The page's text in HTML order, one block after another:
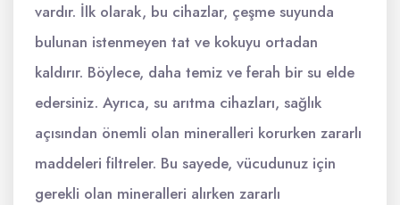
vardır. İlk olarak, bu cihazlar, çeşme suyunda
bulunan istenmeyen tat ve kokuyu ortadan
kaldırır. Böylece, daha temiz ve ferah bir su elde
edersiniz. Ayrıca, su arıtma cihazları, sağlık
açısından önemli olan mineralleri korurken zararlı
maddeleri filtreler. Bu sayede, vücudunuz için
gerekli olan mineralleri alırken zararlı